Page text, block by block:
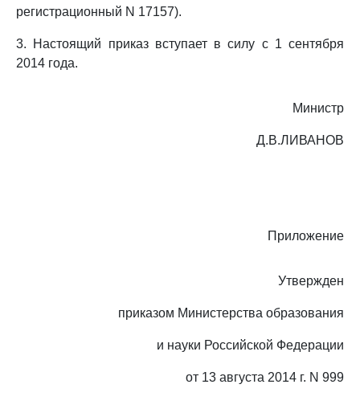
регистрационный N 17157).
3. Настоящий приказ вступает в силу с 1 сентября
2014 года.
Министр
Д.В.ЛИВАНОВ
Приложение
Утвержден
приказом Министерства образования
и науки Российской Федерации
от 13 августа 2014 г. N 999